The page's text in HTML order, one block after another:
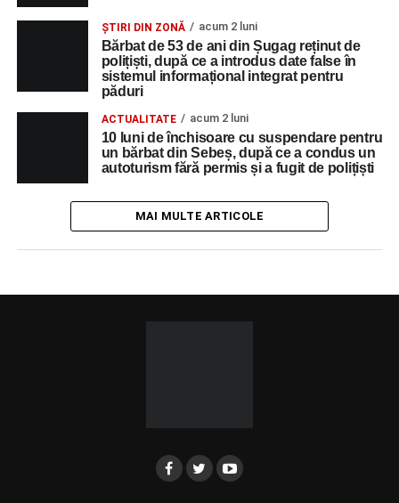
ȘTIRI DIN ZONĂ acum 2 luni
Bărbat de 53 de ani din Șugag reținut de
polițiști, după ce a introdus date false în
sistemul informațional integrat pentru
păduri
ACTUALITATE acum 2 luni
10 luni de închisoare cu suspendare pentru
un bărbat din Sebeș, după ce a condus un
autoturism fără permis și a fugit de polițiști
MAI MULTE ARTICOLE